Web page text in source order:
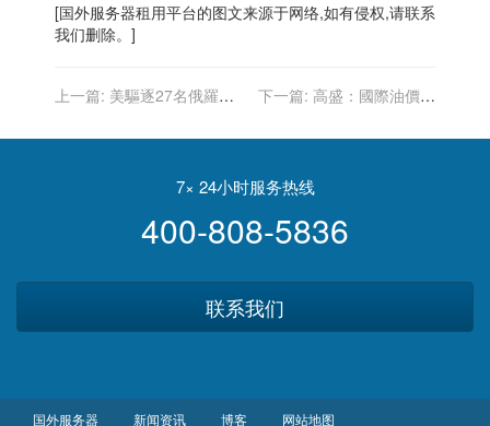
[国外服务器租用平台的图文来源于网络,如有侵权,请联系
我们删除。]
上一篇: 美驅逐27名俄羅斯
下一篇: 高盛：國際油價在
7× 24小时服务热线
400-808-5836
联系我们
国外服务器 新闻资讯 博客 网站地图